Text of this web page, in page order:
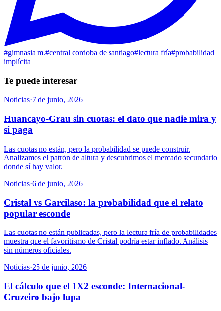
#gimnasia m.#central cordoba de santiago#lectura fría#probabilidad
implícita
Te puede interesar
Noticias·7 de junio, 2026
Huancayo-Grau sin cuotas: el dato que nadie mira y
sí paga
Las cuotas no están, pero la probabilidad se puede construir.
Analizamos el patrón de altura y descubrimos el mercado secundario
donde sí hay valor.
Noticias·6 de junio, 2026
Cristal vs Garcilaso: la probabilidad que el relato
popular esconde
Las cuotas no están publicadas, pero la lectura fría de probabilidades
muestra que el favoritismo de Cristal podría estar inflado. Análisis
sin números oficiales.
Noticias·25 de junio, 2026
El cálculo que el 1X2 esconde: Internacional-
Cruzeiro bajo lupa